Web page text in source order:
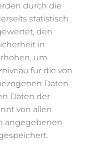
durch die
statistisch
den
in
um
für die von
Daten
Daten der
von allen
angegebenen